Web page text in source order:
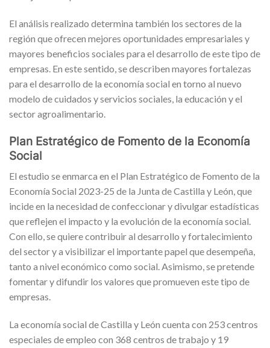
El análisis realizado determina también los sectores de la
región que ofrecen mejores oportunidades empresariales y
mayores beneficios sociales para el desarrollo de este tipo de
empresas. En este sentido, se describen mayores fortalezas
para el desarrollo de la economía social en torno al nuevo
modelo de cuidados y servicios sociales, la educación y el
sector agroalimentario.
Plan Estratégico de Fomento de la Economía
Social
El estudio se enmarca en el Plan Estratégico de Fomento de la
Economía Social 2023-25 de la Junta de Castilla y León, que
incide en la necesidad de confeccionar y divulgar estadísticas
que reflejen el impacto y la evolución de la economía social.
Con ello, se quiere contribuir al desarrollo y fortalecimiento
del sector y a visibilizar el importante papel que desempeña,
tanto a nivel económico como social. Asimismo, se pretende
fomentar y difundir los valores que promueven este tipo de
empresas.
La economía social de Castilla y León cuenta con 253 centros
especiales de empleo con 368 centros de trabajo y 19